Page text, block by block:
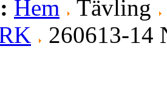
Hem
Tävling
260613-14